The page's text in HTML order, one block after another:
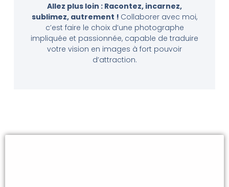
Allez plus loin : Racontez, incarnez,
sublimez, autrement ! Collaborer avec moi,
c’est faire le choix d’une photographe
impliquée et passionnée, capable de traduire
votre vision en images à fort pouvoir
d’attraction.